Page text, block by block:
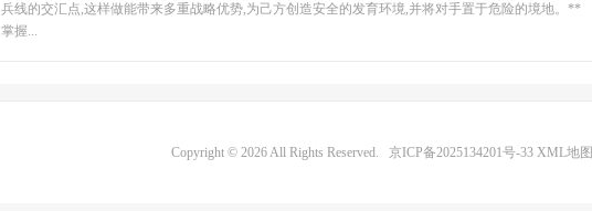
兵线的交汇点,这样做能带来多重战略优势,为己方创造安全的发育环境,并将对手置于危险的境地。**
掌握...
Copyright © 2026 All Rights Reserved. 京ICP备2025134201号-33 XML地图